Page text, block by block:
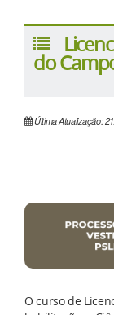
do
Última Atualização:
O curso de